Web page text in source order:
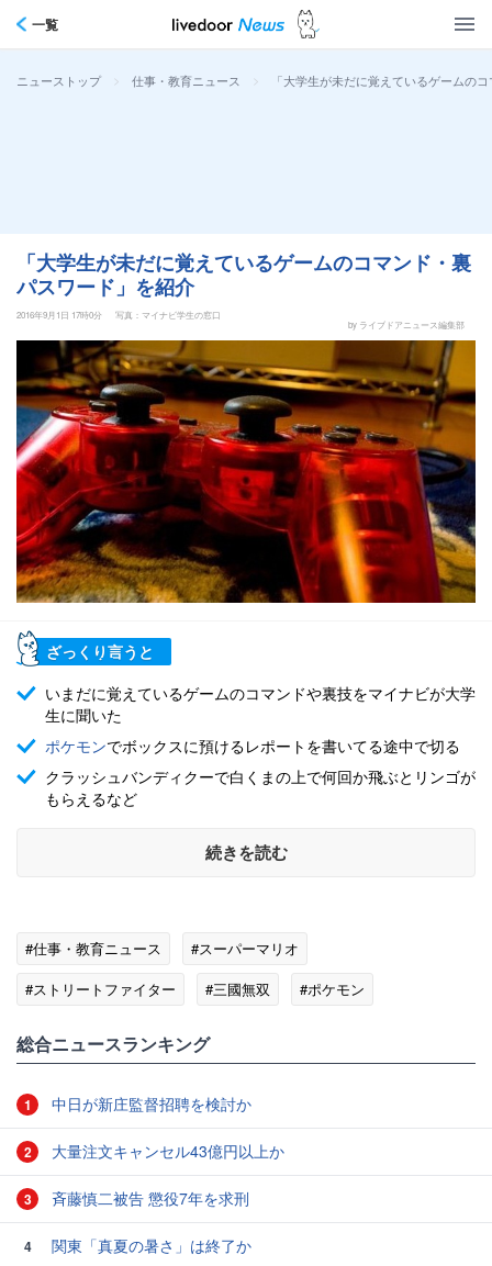
一覧
ニューストップ > 仕事・教育ニュース > 「大学生が未だに覚えているゲームの
「大学生が未だに覚えているゲームのコマンド・裏
パスワード」を紹介
2016年9月1日 17時0分
写真：マイナビ学生の窓口
by ライブドアニュース編集部
ざっくり言うと
いまだに覚えているゲームのコマンドや裏技をマイナビが大学
生に聞いた
ポケモンでボックスに預けるレポートを書いてる途中で切る
クラッシュバンディクーで白くまの上で何回か飛ぶとリンゴが
もらえるなど
続きを読む
#仕事・教育ニュース
#スーパーマリオ
#ストリートファイター
#三國無双
#ポケモン
総合ニュースランキング
1 中日が新庄監督招聘を検討か
2 大量注文キャンセル43億円以上か
3 斉藤慎二被告 懲役7年を求刑
4 関東「真夏の暑さ」は終了か